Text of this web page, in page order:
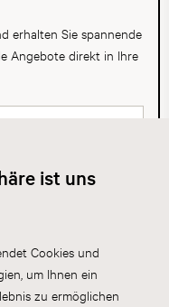
ist uns
Cookies und
um Ihnen ein
zu ermöglichen
erhalten Sie spannende
Angebote direkt in Ihre